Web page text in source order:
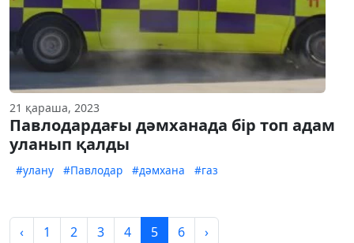
21 қараша, 2023
Павлодардағы дәмханада бір топ адам
уланып қалды
#улану #Павлодар #дәмхана #газ
‹ 1 2 3 4 5 6 ›